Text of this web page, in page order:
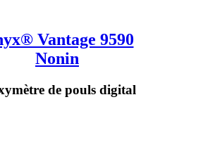
Vantage 9590
Nonin
de pouls digital